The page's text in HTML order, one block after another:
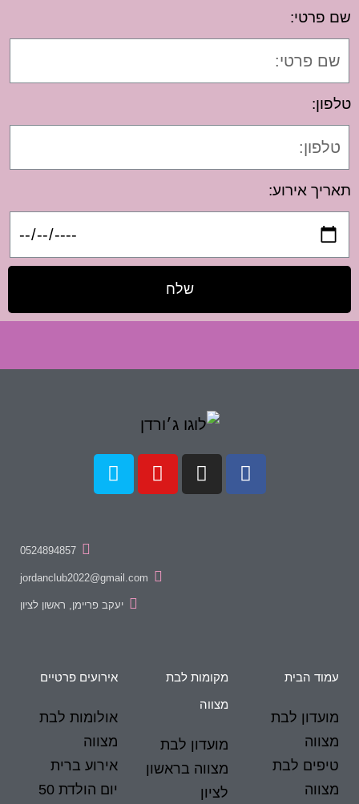
שם פרטי:
טלפון:
תאריך אירוע:
שלח
0524894857
‫jordanclub2022@gmail.com
יעקב פריימן, ראשון לציון
עמוד הבית
מועדון לבת
מצווה
טיפים לבת
מצווה
מקומות לבת
מצווה
מועדון לבת
מצווה בראשון
לציון
אירועים פרטיים
אולומות לבת
מצווה
אירוע ברית
יום הולדת 50